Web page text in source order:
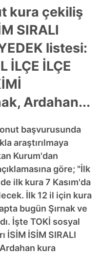
kura çekiliş
SIRALI
listesi:
İLÇE İLÇE
Ardahan...
başvurusunda
araştırılmaya
Kurum'dan
göre; "İlk
ilk kura 7 Kasım'da
İlk 12 il için kura
bugün Şırnak ve
İşte TOKİ sosyal
İSİM İSİM SIRALI
kura